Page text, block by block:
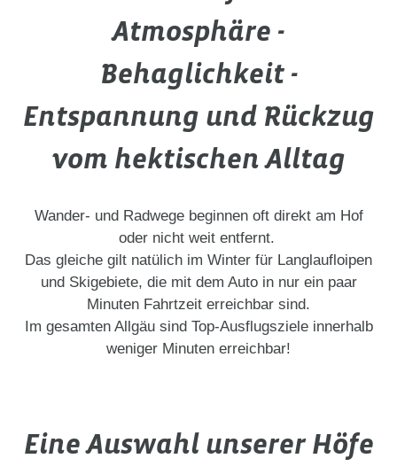
Atmosphäre -
Behaglichkeit -
Entspannung und Rückzug
vom hektischen Alltag
Wander- und Radwege beginnen oft direkt am Hof
oder nicht weit entfernt.
Das gleiche gilt natülich im Winter für Langlaufloipen
und Skigebiete, die mit dem Auto in nur ein paar
Minuten Fahrtzeit erreichbar sind.
Im gesamten Allgäu sind Top-Ausflugsziele innerhalb
weniger Minuten erreichbar!
Eine Auswahl unserer Höfe